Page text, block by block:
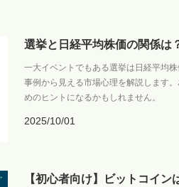
選挙と日経平均株価の関係は
一大イベントでもある選挙は日経平均
事例から見える市場心理を解説します
めのヒントになるかもしれません。
2025/10/01
【初心者向け】ビットコイ